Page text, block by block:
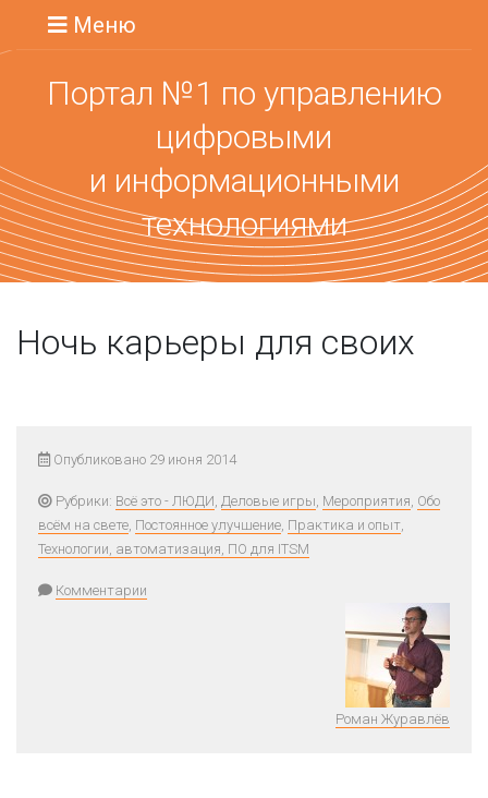
Меню
Портал №1 по управлению
цифровыми
и информационными
технологиями
Ночь карьеры для своих
Опубликовано 29 июня 2014
Рубрики: Всё это - ЛЮДИ, Деловые игры, Мероприятия, Обо
всём на свете, Постоянное улучшение, Практика и опыт,
Технологии, автоматизация, ПО для ITSM
Комментарии
Роман Журавлёв